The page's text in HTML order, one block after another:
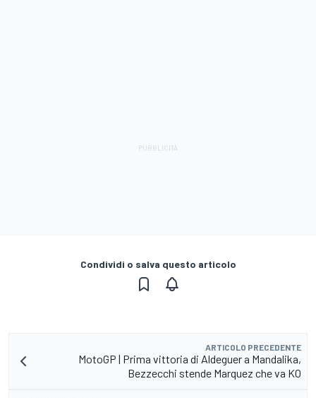
Condividi o salva questo articolo
ARTICOLO PRECEDENTE
MotoGP | Prima vittoria di Aldeguer a Mandalika,
Bezzecchi stende Marquez che va KO